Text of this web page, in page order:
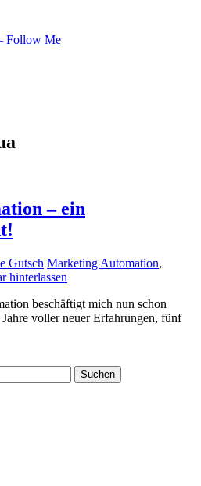
Follow Me
– ein
Gutsch Marketing Automation,
hinterlassen
beschäftigt mich nun schon
voller neuer Erfahrungen, fünf
Suchen